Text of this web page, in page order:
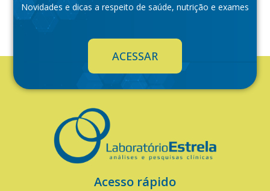
Novidades e dicas a respeito de saúde, nutrição e exames
ACESSAR
Acesso rápido